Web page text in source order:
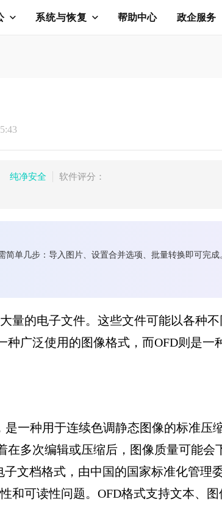
系统与恢复 帮助中心 政企服务
纯净安全 软件评分：
简单几步：导入图片、设置合并选项、批量转换即可完
量的电子文件。这些文件可能以各种不
种广泛使用的图像格式，而OFD则是
是一种用于连续色调静态图像的标准
在多次编辑或压缩后，图像质量可能会
子文档格式，由中国的国家标准化管理
和可读性问题。OFD格式支持文本、